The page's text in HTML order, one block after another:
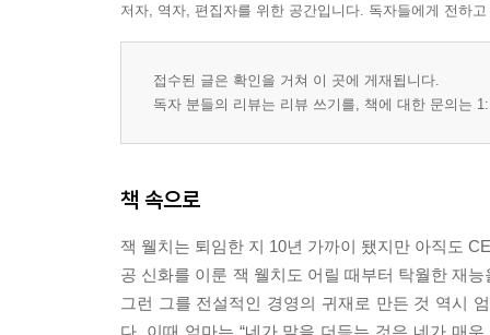
저자, 역자, 편집자를 위한 공간입니다. 독자들에게 전하
접수된 글은 확인을 거쳐 이 곳에 게재됩니다.
독자 분들의 리뷰는 리뷰 쓰기를, 책에 대한 문의는
책 속으로
잭 웰치는 퇴임한 지 10년 가까이 됐지만 아직도
공 신화를 이룬 잭 웰치도 어릴 때부터 탁월한 재
그런 그를 전설적인 경영의 귀재로 만든 것 역시